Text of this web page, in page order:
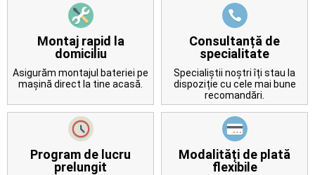
Contact
Montaj rapid la
domiciliu
Asigurăm montajul bateriei pe
mașină direct la tine acasă.
Consultanță de
specialitate
Specialiștii noștri îți stau la
dispoziție cu cele mai bune
recomandări.
Program de lucru
prelungit
Modalități de plată
flexibile